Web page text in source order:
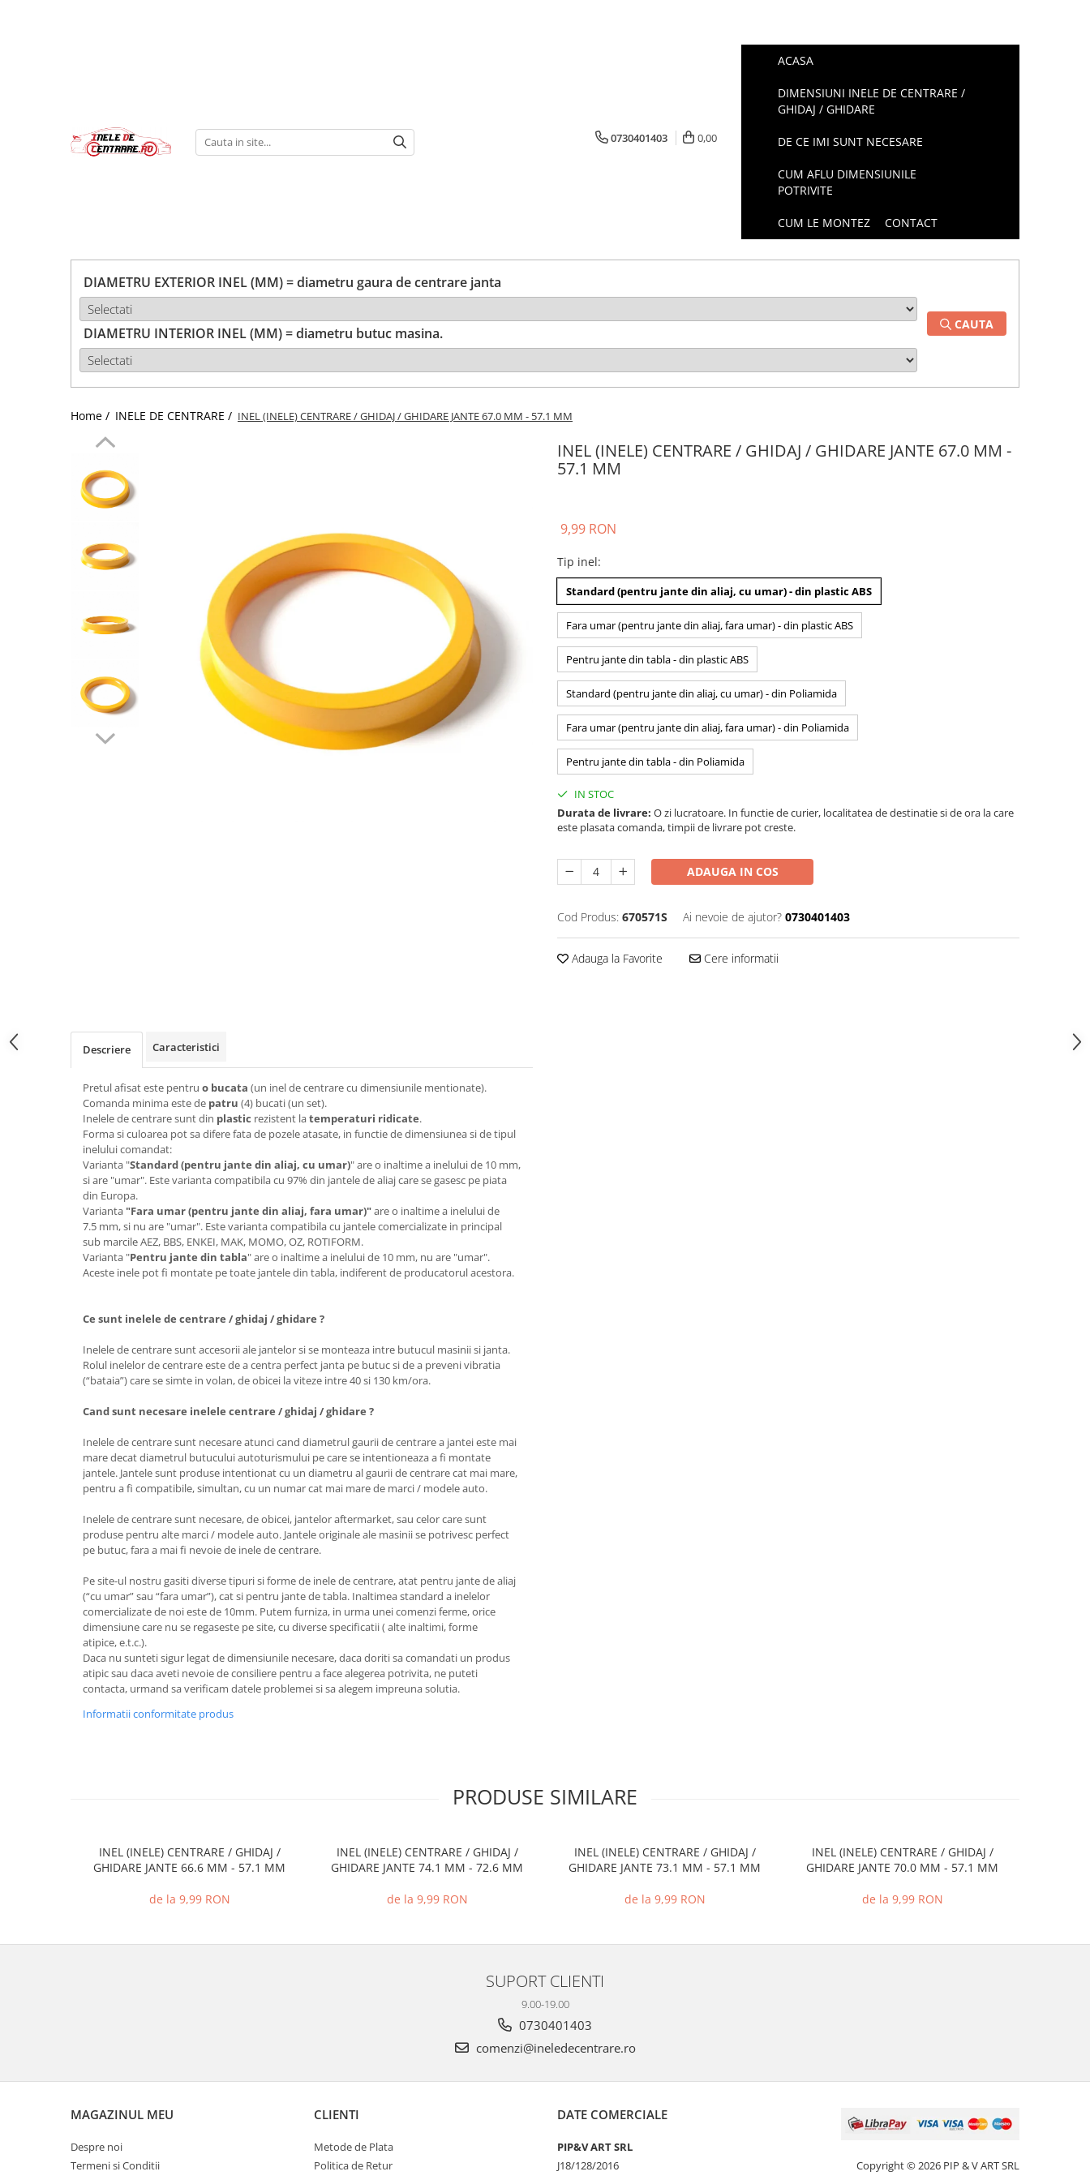
0730401403 0,00
ACASA
DIMENSIUNI INELE DE CENTRARE /
GHIDAJ / GHIDARE
DE CE IMI SUNT NECESARE
CUM AFLU DIMENSIUNILE
POTRIVITE
CUM LE MONTEZ CONTACT
DIAMETRU EXTERIOR INEL (MM) = diametru gaura de centrare janta
DIAMETRU INTERIOR INEL (MM) = diametru butuc masina.
CAUTA
Home / INELE DE CENTRARE / INEL (INELE) CENTRARE / GHIDAJ / GHIDARE JANTE 67.0 MM - 57.1 MM
INEL (INELE) CENTRARE / GHIDAJ / GHIDARE JANTE 67.0 MM -
57.1 MM
9,99 RON
Tip inel:
Standard (pentru jante din aliaj, cu umar) - din plastic ABS
Fara umar (pentru jante din aliaj, fara umar) - din plastic ABS
Pentru jante din tabla - din plastic ABS
Standard (pentru jante din aliaj, cu umar) - din Poliamida
Fara umar (pentru jante din aliaj, fara umar) - din Poliamida
Pentru jante din tabla - din Poliamida
IN STOC
Durata de livrare: O zi lucratoare. In functie de curier, localitatea de destinatie si de ora la care
este plasata comanda, timpii de livrare pot creste.
ADAUGA IN COS
Cod Produs: 670571S Ai nevoie de ajutor? 0730401403
Adauga la Favorite Cere informatii
Descriere Caracteristici
Pretul afisat este pentru o bucata (un inel de centrare cu dimensiunile mentionate).
Comanda minima este de patru (4) bucati (un set).
Inelele de centrare sunt din plastic rezistent latemperaturi ridicate.
Forma si culoarea pot sa difere fata de pozele atasate, in functie de dimensiunea si de tipul
inelului comandat:
Varianta "Standard (pentru jante din aliaj, cu umar)" are o inaltime a inelului de 10 mm,
si are "umar". Este varianta compatibila cu 97% din jantele de aliaj care se gasesc pe piata
din Europa.
Varianta "Fara umar (pentru jante din aliaj, fara umar)"are o inaltime a inelului de
7.5 mm, si nu are "umar". Este varianta compatibila cu jantele comercializate in principal
sub marcile AEZ, BBS, ENKEI, MAK, MOMO, OZ, ROTIFORM.
Varianta "Pentru jante din tabla" are o inaltime a inelului de 10 mm, nu are "umar".
Aceste inele pot fi montate pe toate jantele din tabla, indiferent de producatorul acestora.
Ce sunt inelele de centrare / ghidaj / ghidare ?
Inelele de centrare sunt accesorii ale jantelor si se monteaza intre butucul masinii si janta.
Rolul inelelor de centrare este de a centra perfect janta pe butuc si de a preveni vibratia
(“bataia”) care se simte in volan, de obicei la viteze intre 40 si 130 km/ora.
Cand sunt necesare inelele centrare / ghidaj / ghidare ?
Inelele de centrare sunt necesare atunci cand diametrul gaurii de centrare a jantei este mai
mare decat diametrul butucului autoturismului pe care se intentioneaza a fi montate
jantele. Jantele sunt produse intentionat cu un diametru al gaurii de centrare cat mai mare,
pentru a fi compatibile, simultan, cu un numar cat mai mare de marci / modele auto.
Inelele de centrare sunt necesare, de obicei, jantelor aftermarket, sau celor care sunt
produse pentru alte marci / modele auto. Jantele originale ale masinii se potrivesc perfect
pe butuc, fara a mai fi nevoie de inele de centrare.
Pe site-ul nostru gasiti diverse tipuri si forme de inele de centrare, atat pentru jante de aliaj
(“cu umar” sau “fara umar”), cat si pentru jante de tabla. Inaltimea standard a inelelor
comercializate de noi este de 10mm. Putem furniza, in urma unei comenzi ferme, orice
dimensiune care nu se regaseste pe site, cu diverse specificatii ( alte inaltimi, forme
atipice, e.t.c.).
Daca nu sunteti sigur legat de dimensiunile necesare, daca doriti sa comandati un produs
atipic sau daca aveti nevoie de consiliere pentru a face alegerea potrivita, ne puteti
contacta, urmand sa verificam datele problemei si sa alegem impreuna solutia.
Informatii conformitate produs
PRODUSE SIMILARE
INEL (INELE) CENTRARE / GHIDAJ /
GHIDARE JANTE 66.6 MM - 57.1 MM
de la 9,99 RON
INEL (INELE) CENTRARE / GHIDAJ /
GHIDARE JANTE 74.1 MM - 72.6 MM
de la 9,99 RON
INEL (INELE) CENTRARE / GHIDAJ /
GHIDARE JANTE 73.1 MM - 57.1 MM
de la 9,99 RON
INEL (INELE) CENTRARE / GHIDAJ /
GHIDARE JANTE 70.0 MM - 57.1 MM
de la 9,99 RON
SUPORT CLIENTI
9.00-19.00
0730401403
comenzi@ineledecentrare.ro
MAGAZINUL MEU
Despre noi
Termeni si Conditii
CLIENTI
Metode de Plata
Politica de Retur
DATE COMERCIALE
PIP&V ART SRL
J18/128/2016
Copyright © 2026 PIP & V ART SRL